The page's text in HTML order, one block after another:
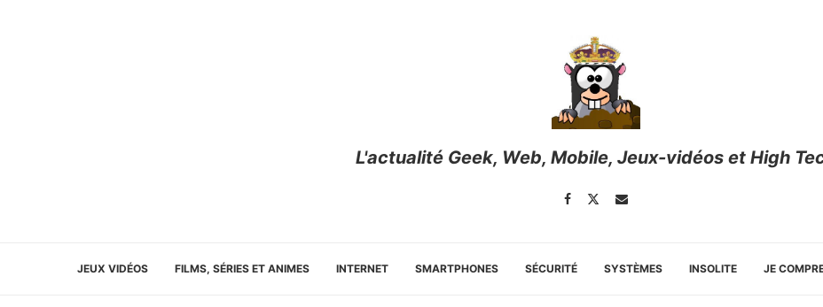
L'actualité Geek, Web, Mobile, Jeux-vidéos et High
JEUX VIDÉOS FILMS, SÉRIES ET ANIMES INTERNET SMARTPHONES SÉCURITÉ SYSTÈMES INSOLITE JE